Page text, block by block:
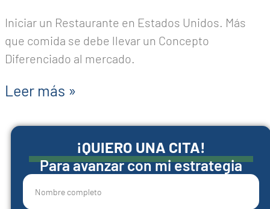
Iniciar un Restaurante en Estados Unidos. Más
que comida se debe llevar un Concepto
Diferenciado al mercado.
Leer más »
¡QUIERO UNA CITA!
Para avanzar con mi estrategia